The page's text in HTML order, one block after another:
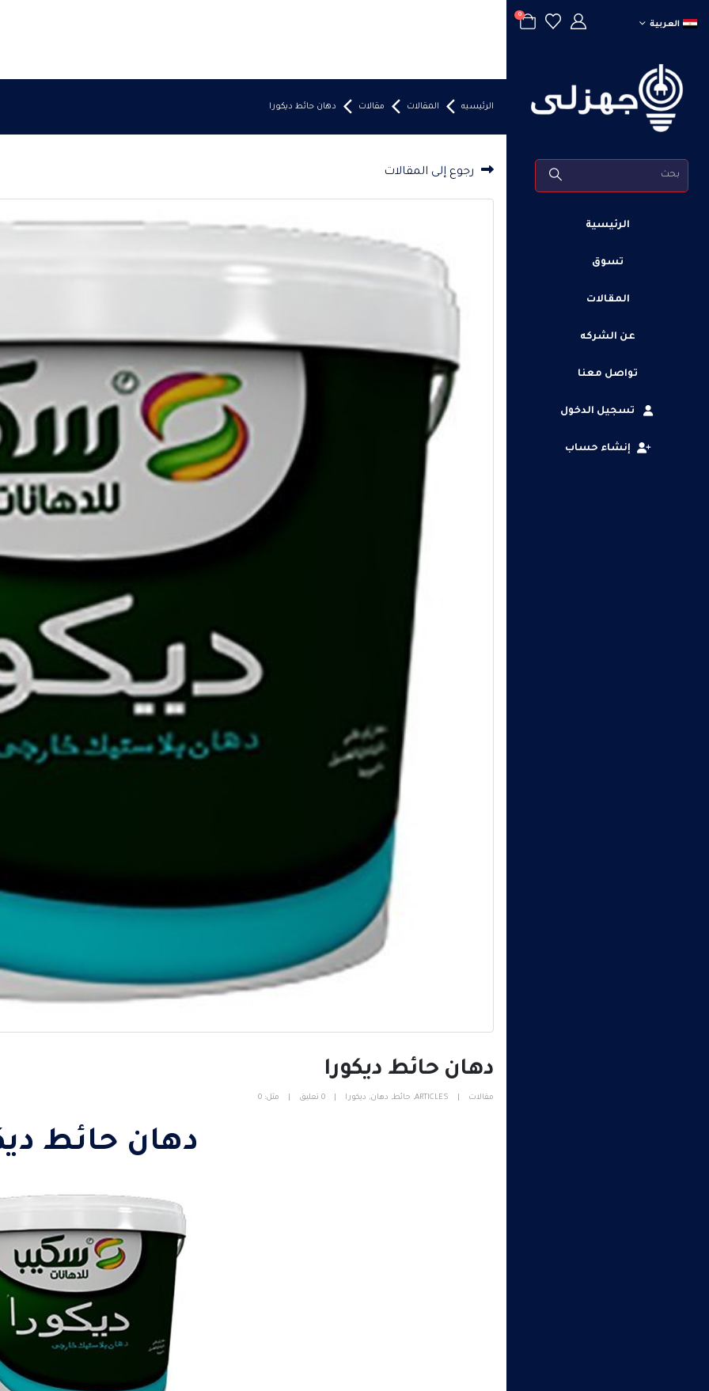
العربية
0
الرئيسية
تسوق
المقالات
عن الشركه
تواصل معنا
تسجيل الدخول
إنشاء حساب
الرئيسيه المقالات مقالات دهان حائط ديكورا
رجوع إلى المقالات
دهان حائط ديكورا
مقالات ARTICLES
, حائط, دهان, ديكورا 0 تعليق مثل: 0
دهان حائط